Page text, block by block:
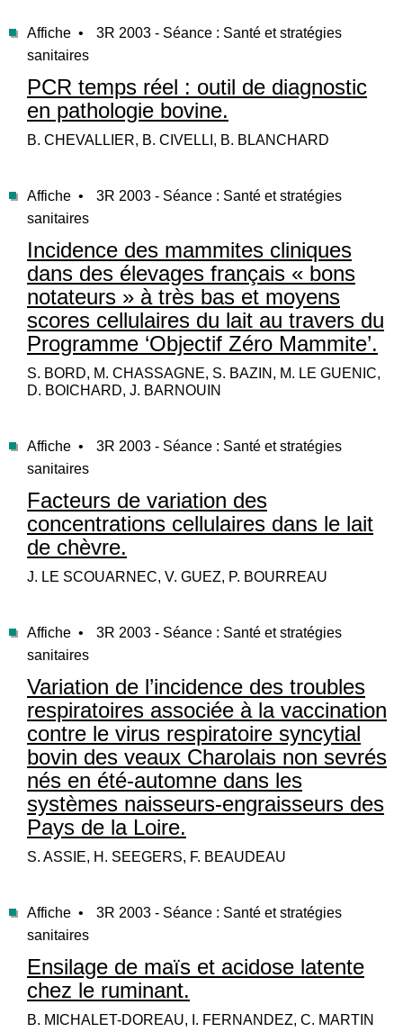
Affiche •
3R 2003 - Séance : Santé et stratégies
sanitaires
PCR temps réel : outil de diagnostic
en pathologie bovine.
B. CHEVALLIER, B. CIVELLI, B. BLANCHARD
Affiche •
3R 2003 - Séance : Santé et stratégies
sanitaires
Incidence des mammites cliniques
dans des élevages français « bons
notateurs » à très bas et moyens
scores cellulaires du lait au travers du
Programme ‘Objectif Zéro Mammite’.
S. BORD, M. CHASSAGNE, S. BAZIN, M. LE GUENIC,
D. BOICHARD, J. BARNOUIN
Affiche •
3R 2003 - Séance : Santé et stratégies
sanitaires
Facteurs de variation des
concentrations cellulaires dans le lait
de chèvre.
J. LE SCOUARNEC, V. GUEZ, P. BOURREAU
Affiche •
3R 2003 - Séance : Santé et stratégies
sanitaires
Variation de l’incidence des troubles
respiratoires associée à la vaccination
contre le virus respiratoire syncytial
bovin des veaux Charolais non sevrés
nés en été-automne dans les
systèmes naisseurs-engraisseurs des
Pays de la Loire.
S. ASSIE, H. SEEGERS, F. BEAUDEAU
Affiche •
3R 2003 - Séance : Santé et stratégies
sanitaires
Ensilage de maïs et acidose latente
chez le ruminant.
B. MICHALET-DOREAU, I. FERNANDEZ, C. MARTIN